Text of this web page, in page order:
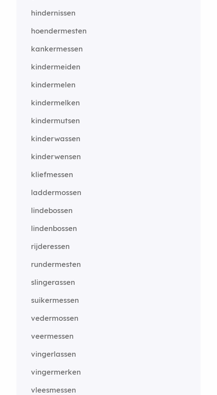
hindernissen
hoendermesten
kankermessen
kindermeiden
kindermelen
kindermelken
kindermutsen
kinderwassen
kinderwensen
kliefmessen
laddermossen
lindebossen
lindenbossen
rijderessen
rundermesten
slingerassen
suikermessen
vedermossen
veermessen
vingerlassen
vingermerken
vleesmessen